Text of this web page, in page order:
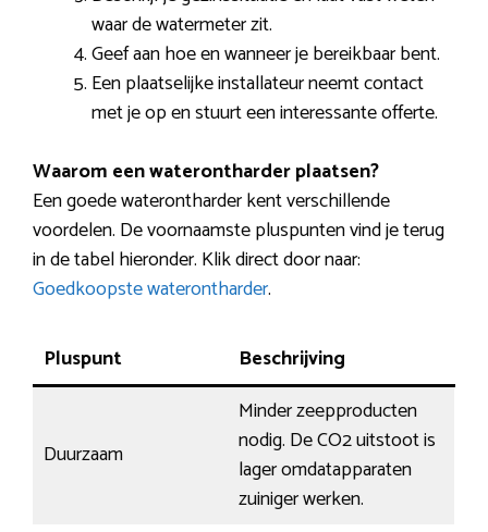
waar de watermeter zit.
Geef aan hoe en wanneer je bereikbaar bent.
Een plaatselijke installateur neemt contact
met je op en stuurt een interessante offerte.
Waarom een waterontharder plaatsen?
Een goede waterontharder kent verschillende
voordelen. De voornaamste pluspunten vind je terug
in de tabel hieronder. Klik direct door naar:
Goedkoopste waterontharder.
Pluspunt Beschrijving
Duurzaam
Minder zeepproducten
nodig. De CO2 uitstoot is
lager omdatapparaten
zuiniger werken.